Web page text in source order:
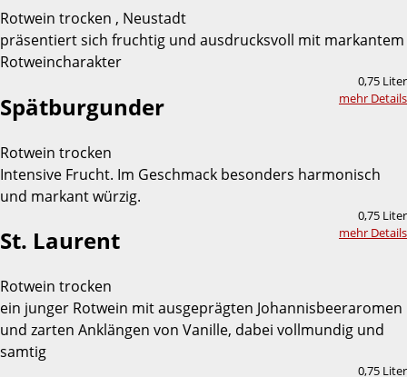
Rotwein trocken , Neustadt
präsentiert sich fruchtig und ausdrucksvoll mit markantem
Rotweincharakter
0,75 Liter
mehr Details
Spätburgunder
Rotwein trocken
Intensive Frucht. Im Geschmack besonders harmonisch
und markant würzig.
0,75 Liter
mehr Details
St. Laurent
Rotwein trocken
ein junger Rotwein mit ausgeprägten Johannisbeeraromen
und zarten Anklängen von Vanille, dabei vollmundig und
samtig
0,75 Liter